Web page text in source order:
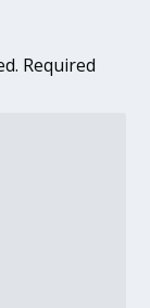
Required